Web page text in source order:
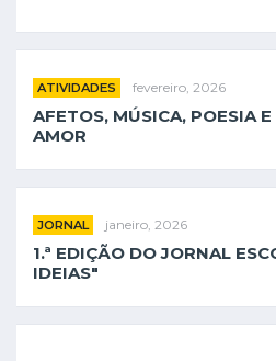
ATIVIDADES fevereiro, 2026
AFETOS, MÚSICA, POESIA
AMOR
JORNAL janeiro, 2026
1.ª EDIÇÃO DO JORNAL
IDEIAS"